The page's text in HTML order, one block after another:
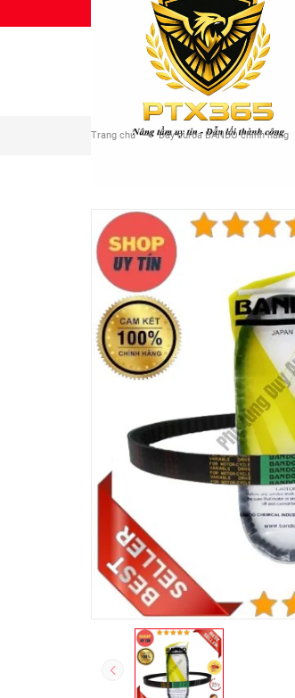
Chào mừng bạn đến với Phụ tùng Duy Anh!
Trang chủ Dây curoa BANDO chính hãng